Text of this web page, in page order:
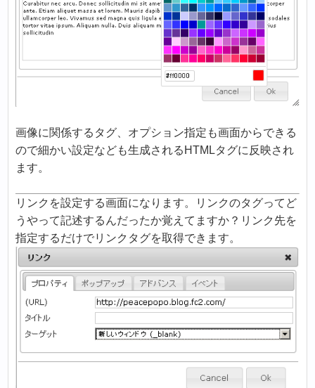
画像に関係するタグ、オプション指定も画面からできる
ので細かい設定なども生成されるHTMLタグに反映され
ます。
リンクを設定する画面になります。リンクのタグってど
うやって記述するんだったか覚えてますか？リンク先を
指定するだけでリンクタグを取得できます。